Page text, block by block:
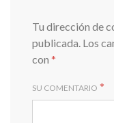
Tu dirección de
publicada. Los
con *
SU COMENTARIO *